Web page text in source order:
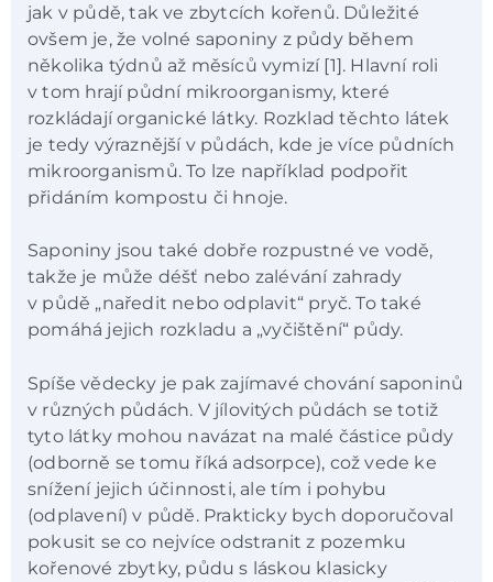
jak v půdě, tak ve zbytcích kořenů. Důležité
ovšem je, že volné saponiny z půdy během
několika týdnů až měsíců vymizí [1]. Hlavní roli
v tom hrají půdní mikroorganismy, které
rozkládají organické látky. Rozklad těchto látek
je tedy výraznější v půdách, kde je více půdních
mikroorganismů. To lze například podpořit
přidáním kompostu či hnoje.
Saponiny jsou také dobře rozpustné ve vodě,
takže je může déšť nebo zalévání zahrady
v půdě „naředit nebo odplavit“ pryč. To také
pomáhá jejich rozkladu a „vyčištění“ půdy.
Spíše vědecky je pak zajímavé chování saponinů
v různých půdách. V jílovitých půdách se totiž
tyto látky mohou navázat na malé částice půdy
(odborně se tomu říká adsorpce), což vede ke
snížení jejich účinnosti, ale tím i pohybu
(odplavení) v půdě. Prakticky bych doporučoval
pokusit se co nejvíce odstranit z pozemku
kořenové zbytky, půdu s láskou klasicky